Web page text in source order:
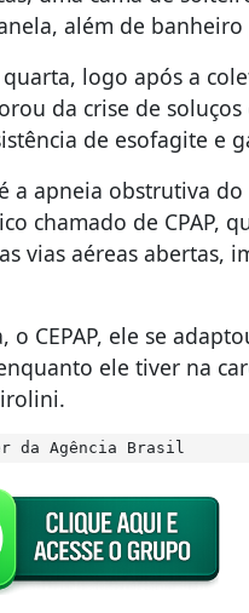
além de
logo após a
da crise de
de esofagite e
apneia obstrutiva do
chamado de CPAP,
vias aéreas abertas,
CEPAP, ele se
ele tiver na
da Agência Brasil